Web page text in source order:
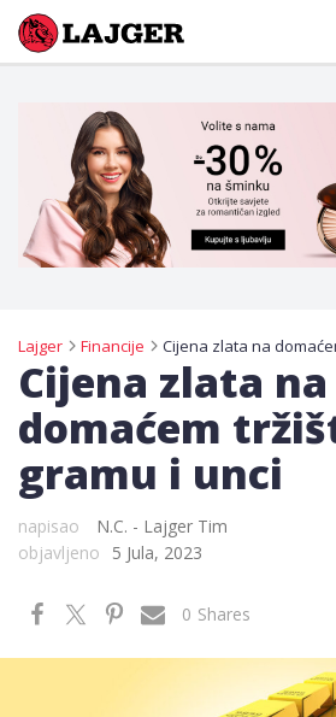
Lajger
Lajger Financije Cijena zlata na
Cijena zlata na
domaćem
gramu i unci
napisao
N.C. - Lajger Tim
objavljeno
5 Jula, 2023
Shares
0